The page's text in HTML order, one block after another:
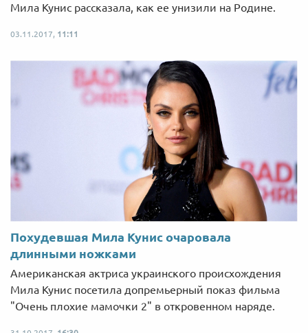
Мила Кунис рассказала, как ее унизили на Родине.
03.11.2017, 11:11
Похудевшая Мила Кунис очаровала
длинными ножками
Американская актриса украинского происхождения
Мила Кунис посетила допремьерный показ фильма
"Очень плохие мамочки 2" в откровенном наряде.